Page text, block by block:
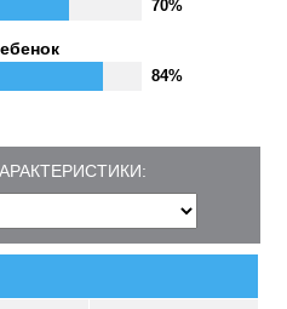
70%
84%